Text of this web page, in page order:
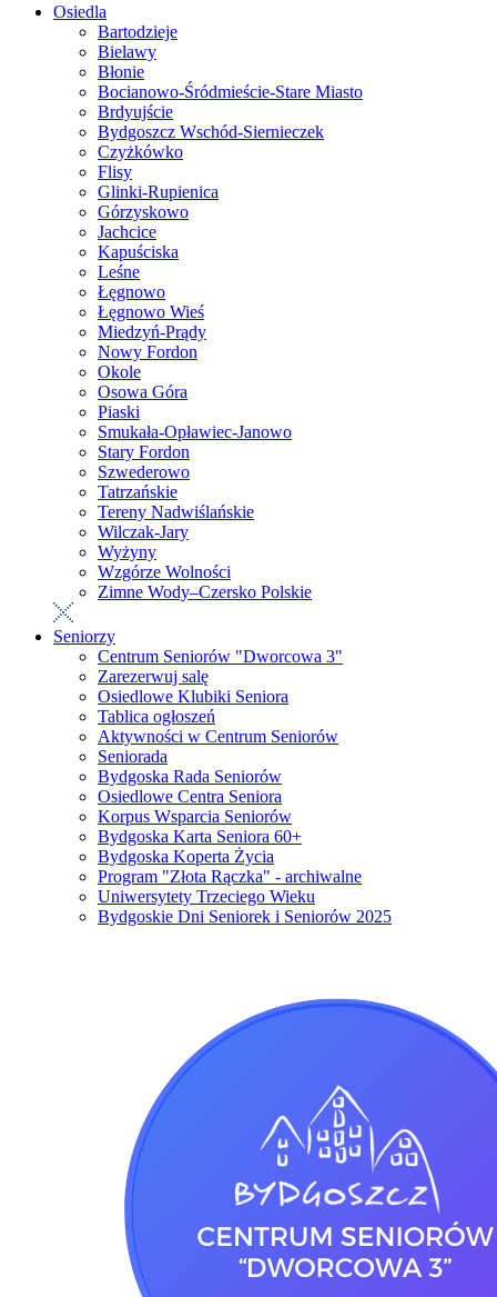
Osiedla
Bartodzieje
Bielawy
Błonie
Bocianowo-Śródmieście-Stare Miasto
Brdyujście
Bydgoszcz Wschód-Siernieczek
Czyżkówko
Flisy
Glinki-Rupienica
Górzyskowo
Jachcice
Kapuściska
Leśne
Łęgnowo
Łęgnowo Wieś
Miedzyń-Prądy
Nowy Fordon
Okole
Osowa Góra
Piaski
Smukała-Opławiec-Janowo
Stary Fordon
Szwederowo
Tatrzańskie
Tereny Nadwiślańskie
Wilczak-Jary
Wyżyny
Wzgórze Wolności
Zimne Wody–Czersko Polskie
Seniorzy
Centrum Seniorów "Dworcowa 3"
Zarezerwuj salę
Osiedlowe Klubiki Seniora
Tablica ogłoszeń
Aktywności w Centrum Seniorów
Seniorada
Bydgoska Rada Seniorów
Osiedlowe Centra Seniora
Korpus Wsparcia Seniorów
Bydgoska Karta Seniora 60+
Bydgoska Koperta Życia
Program "Złota Rączka" - archiwalne
Uniwersytety Trzeciego Wieku
Bydgoskie Dni Seniorek i Seniorów 2025